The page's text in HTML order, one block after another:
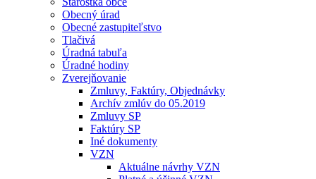
Obecný úrad
Obecné zastupiteľstvo
Tlačivá
Úradná tabuľa
Úradné hodiny
Zverejňovanie
Zmluvy, Faktúry, Objednávky
Archív zmlúv do 05.2019
Zmluvy SP
Faktúry SP
Iné dokumenty
VZN
Aktuálne návrhy VZN